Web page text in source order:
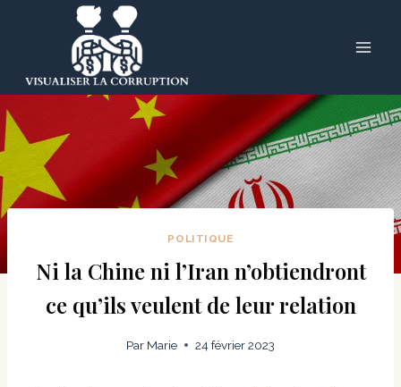
POLITIQUE
Ni la Chine ni l’Iran n’obtiendront
ce qu’ils veulent de leur relation
Par Marie 24 février 2023